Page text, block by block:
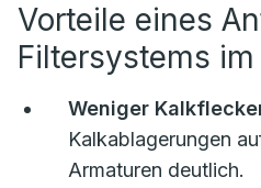
Vorteile eines
Filtersystems
Weniger
Kalkablagerungen
Armaturen deutlich.